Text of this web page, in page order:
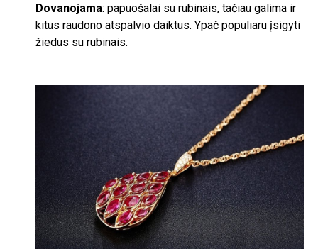
Dovanojama: papuošalai su rubinais, tačiau galima ir
kitus raudono atspalvio daiktus. Ypač populiaru įsigyti
žiedus su rubinais.